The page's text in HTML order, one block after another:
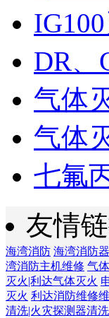
DR、
气体
气体
七氟
友情
海湾消防 海湾消防
湾消防主机维修 气
灭火|利达气体灭火
灭火 利达消防维修
清洗|火灾探测器清洗